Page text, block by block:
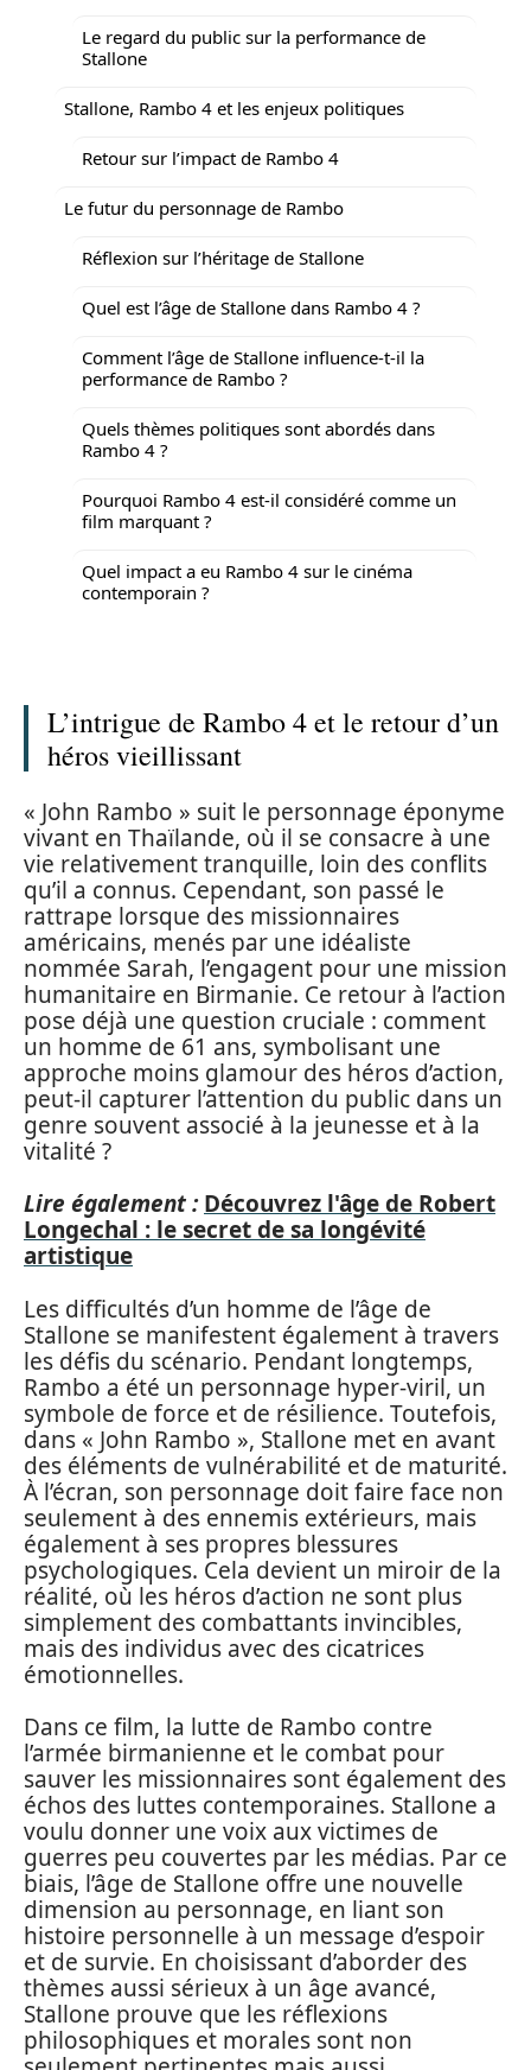
Le regard du public sur la performance de
Stallone
Stallone, Rambo 4 et les enjeux politiques
Retour sur l’impact de Rambo 4
Le futur du personnage de Rambo
Réflexion sur l’héritage de Stallone
Quel est l’âge de Stallone dans Rambo 4 ?
Comment l’âge de Stallone influence-t-il la
performance de Rambo ?
Quels thèmes politiques sont abordés dans
Rambo 4 ?
Pourquoi Rambo 4 est-il considéré comme un
film marquant ?
Quel impact a eu Rambo 4 sur le cinéma
contemporain ?
L’intrigue de Rambo 4 et le retour d’un
héros vieillissant
« John Rambo » suit le personnage éponyme
vivant en Thaïlande, où il se consacre à une
vie relativement tranquille, loin des conflits
qu’il a connus. Cependant, son passé le
rattrape lorsque des missionnaires
américains, menés par une idéaliste
nommée Sarah, l’engagent pour une mission
humanitaire en Birmanie. Ce retour à l’action
pose déjà une question cruciale : comment
un homme de 61 ans, symbolisant une
approche moins glamour des héros d’action,
peut-il capturer l’attention du public dans un
genre souvent associé à la jeunesse et à la
vitalité ?
Lire également : Découvrez l'âge de Robert
Longechal : le secret de sa longévité
artistique
Les difficultés d’un homme de l’âge de
Stallone se manifestent également à travers
les défis du scénario. Pendant longtemps,
Rambo a été un personnage hyper-viril, un
symbole de force et de résilience. Toutefois,
dans « John Rambo », Stallone met en avant
des éléments de vulnérabilité et de maturité.
À l’écran, son personnage doit faire face non
seulement à des ennemis extérieurs, mais
également à ses propres blessures
psychologiques. Cela devient un miroir de la
réalité, où les héros d’action ne sont plus
simplement des combattants invincibles,
mais des individus avec des cicatrices
émotionnelles.
Dans ce film, la lutte de Rambo contre
l’armée birmanienne et le combat pour
sauver les missionnaires sont également des
échos des luttes contemporaines. Stallone a
voulu donner une voix aux victimes de
guerres peu couvertes par les médias. Par ce
biais, l’âge de Stallone offre une nouvelle
dimension au personnage, en liant son
histoire personnelle à un message d’espoir
et de survie. En choisissant d’aborder des
thèmes aussi sérieux à un âge avancé,
Stallone prouve que les réflexions
philosophiques et morales sont non